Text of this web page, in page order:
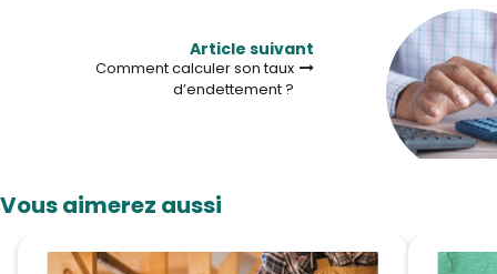
Article suivant
Comment calculer son taux
d’endettement ?
Vous aimerez aussi